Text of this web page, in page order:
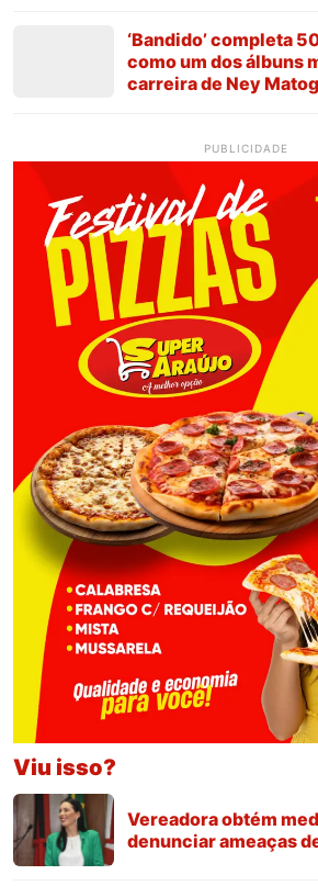
‘Bandido’ completa
como um dos álbuns
carreira de Ney
PUBLICIDADE
Viu isso?
Vereadora obtém
denunciar ameaças